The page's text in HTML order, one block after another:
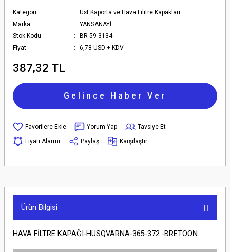
Kategori
Üst Kaporta ve Hava Filitre Kapakları
Marka
YANSANAYİ
Stok Kodu
BR-59-3134
Fiyat
6,78 USD + KDV
387,32 TL
Gelince Haber Ver
Yorum Yap
Tavsiye Et
Fiyatı Alarmı
Paylaş Karşılaştır
Ürün Bilgisi
HAVA FİLTRE KAPAĞI-HUSQVARNA-365-372 -BRETOON